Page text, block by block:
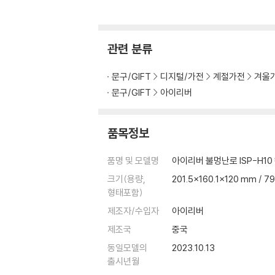
관련 분류
문구/GIFT 디지털/가전 계절가전
겨울
문구/GIFT
아이리버
품목정보
품명 및 모델명
아이리버 불멍난로 ISP-H10
크기(용량,
형태포함)
201.5x160.1x120 mm /
제조자/수입자
아이리버
제조국
중국
동일모델의
출시년월
2023.10.13